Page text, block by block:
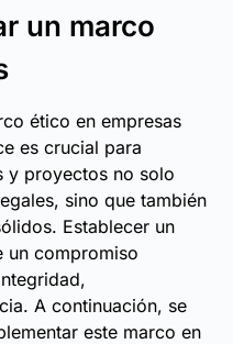
un marco
ético en empresas
es crucial para
y proyectos no solo
sino que también
Establecer un
un compromiso
A continuación, se
este marco en